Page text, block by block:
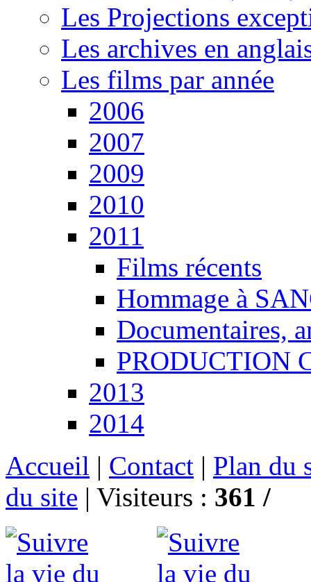
Les Projections
Les archives en
Les films par année
2006
2007
2009
2010
2011
Films récents
Hommage à
Documentaires,
PRODUCTION
2013
2014
Accueil | Contact | Plan du
du site | Visiteurs : 361 /